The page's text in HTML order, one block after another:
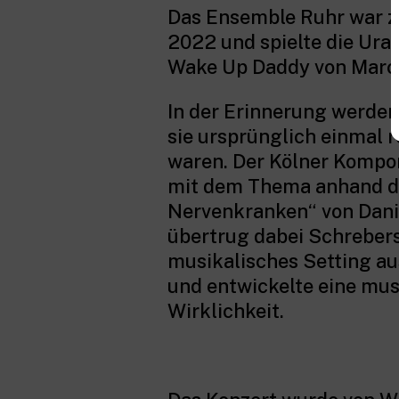
Das Ensemble Ruhr
2022 und spielte die
Wake Up Daddy von
In der Erinnerung
sie ursprünglich einmal
waren. Der Kölner
mit dem Thema anhand
Nervenkranken“ von
übertrug dabei
musikalisches Setting
und entwickelte eine
Wirklichkeit.